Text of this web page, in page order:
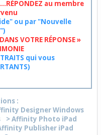
au membre
ou par "Nouvelle
VOTRE RÉPONSE »
qui vous
:
Designer Windows
> Affinity Photo iPad
Publisher iPad